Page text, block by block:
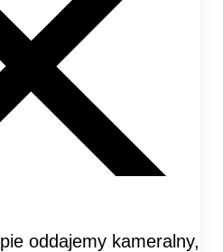
oddajemy kameralny,